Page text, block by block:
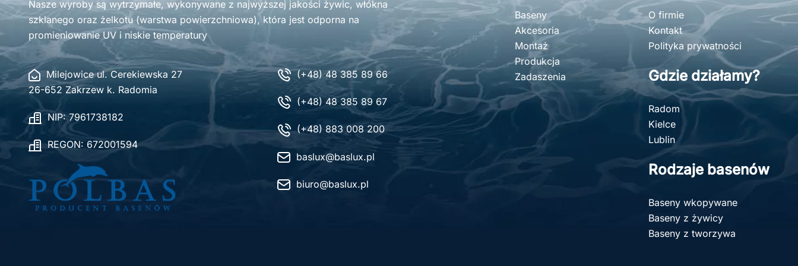
Nasze wyroby są wytrzymałe, wykonywane z najwyższej jakości żywic, włókna
szklanego oraz żelkotu (warstwa powierzchniowa), która jest odporna na
promieniowanie UV i niskie temperatury
Milejowice ul. Cerekiewska 27
26-652 Zakrzew k. Radomia
NIP: 7961738182
REGON: 672001594
(+48) 48 385 89 66
(+48) 48 385 89 67
(+48) 883 008 200
baslux@baslux.pl
biuro@baslux.pl
Baseny
Akcesoria
Montaż
Produkcja
Zadaszenia
O firmie
Kontakt
Polityka prywatności
Gdzie działamy?
Radom
Kielce
Lublin
Rodzaje basenów
Baseny wkopywane
Baseny z żywicy
Baseny z tworzywa